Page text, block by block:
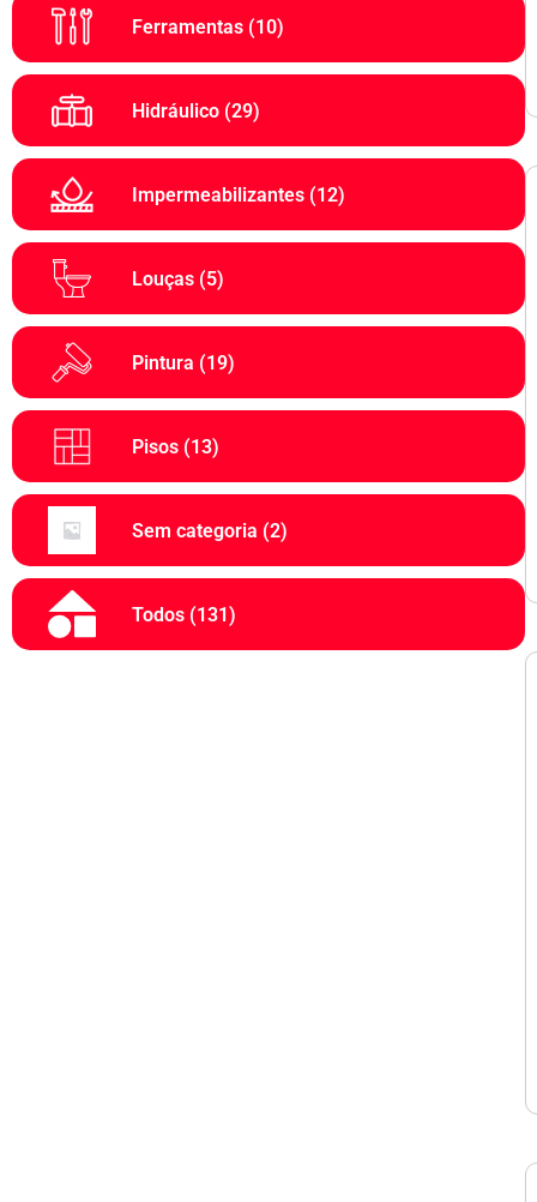
Ferramentas (10)
Hidráulico (29)
Impermeabilizantes (12)
Louças (5)
Pintura (19)
Pisos (13)
Sem categoria (2)
Todos (131)